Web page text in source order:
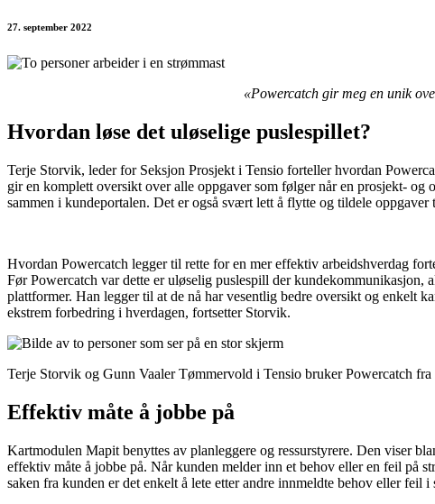
27. september 2022
«Powercatch gir meg en unik
Hvordan løse det uløselige puslespillet?
Terje Storvik, leder for Seksjon Prosjekt i Tensio forteller hvordan
gir en komplett oversikt over alle oppgaver som følger når en prosjekt-
sammen i kundeportalen. Det er også svært lett å flytte og tildele
Hvordan Powercatch legger til rette for en mer effektiv arbeidshverdag
Før Powercatch var dette er uløselig puslespill der kundekommunikasjon,
plattformer. Han legger til at de nå har vesentlig bedre oversikt og enkelt
ekstrem forbedring i hverdagen, fortsetter Storvik.
Terje Storvik og Gunn Vaaler Tømmervold i Tensio bruker Powercatch fra
Effektiv måte å jobbe på
Kartmodulen Mapit benyttes av planleggere og ressurstyrere. Den viser
effektiv måte å jobbe på. Når kunden melder inn et behov eller en feil på
saken fra kunden er det enkelt å lete etter andre innmeldte behov eller feil i